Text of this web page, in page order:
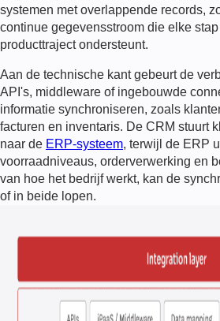
systemen met overlappende records,
continue gegevensstroom die elke
producttraject ondersteunt.
Aan de technische kant gebeurt de
API's, middleware of ingebouwde
informatie synchroniseren, zoals
facturen en inventaris. De CRM stuurt
naar de ERP-systeem, terwijl de ERP
voorraadniveaus, orderverwerking en
van hoe het bedrijf werkt, kan de
of in beide lopen.